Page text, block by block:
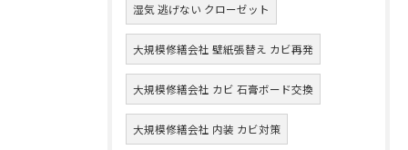
湿気 逃げない クローゼット
大規模修繕会社 壁紙張替え カビ再発
大規模修繕会社 カビ 石膏ボード交換
大規模修繕会社 内装 カビ対策